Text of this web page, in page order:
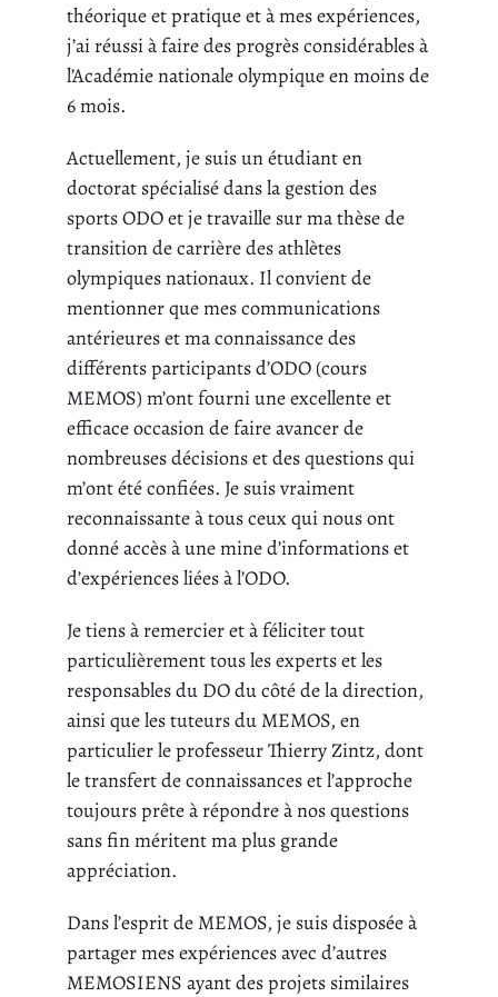
théorique et pratique et à mes expériences,
j’ai réussi à faire des progrès considérables à
l’Académie nationale olympique en moins de
6 mois.
Actuellement, je suis un étudiant en
doctorat spécialisé dans la gestion des
sports ODO et je travaille sur ma thèse de
transition de carrière des athlètes
olympiques nationaux. Il convient de
mentionner que mes communications
antérieures et ma connaissance des
différents participants d’ODO (cours
MEMOS) m’ont fourni une excellente et
efficace occasion de faire avancer de
nombreuses décisions et des questions qui
m’ont été confiées. Je suis vraiment
reconnaissante à tous ceux qui nous ont
donné accès à une mine d’informations et
d’expériences liées à l’ODO.
Je tiens à remercier et à féliciter tout
particulièrement tous les experts et les
responsables du DO du côté de la direction,
ainsi que les tuteurs du MEMOS, en
particulier le professeur Thierry Zintz, dont
le transfert de connaissances et l’approche
toujours prête à répondre à nos questions
sans fin méritent ma plus grande
appréciation.
Dans l’esprit de MEMOS, je suis disposée à
partager mes expériences avec d’autres
MEMOSIENS ayant des projets similaires